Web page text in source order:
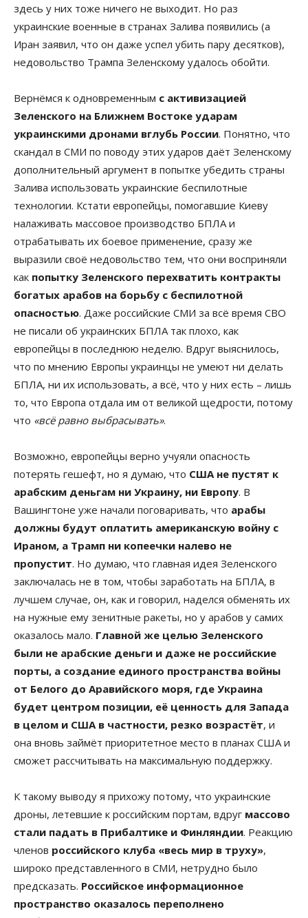
здесь у них тоже ничего не выходит. Но раз
украинские военные в странах Залива появились (а
Иран заявил, что он даже успел убить пару десятков),
недовольство Трампа Зеленскому удалось обойти.
Вернёмся к одновременным с активизацией
Зеленского на Ближнем Востоке ударам
украинскими дронами вглубь России. Понятно, что
скандал в СМИ по поводу этих ударов даёт Зеленскому
дополнительный аргумент в попытке убедить страны
Залива использовать украинские беспилотные
технологии. Кстати европейцы, помогавшие Киеву
налаживать массовое производство БПЛА и
отрабатывать их боевое применение, сразу же
выразили своё недовольство тем, что они восприняли
как попытку Зеленского перехватить контракты
богатых арабов на борьбу с беспилотной
опасностью. Даже российские СМИ за всё время СВО
не писали об украинских БПЛА так плохо, как
европейцы в последнюю неделю. Вдруг выяснилось,
что по мнению Европы украинцы не умеют ни делать
БПЛА, ни их использовать, а всё, что у них есть – лишь
то, что Европа отдала им от великой щедрости, потому
что «всё равно выбрасывать».
Возможно, европейцы верно учуяли опасность
потерять гешефт, но я думаю, что США не пустят к
арабским деньгам ни Украину, ни Европу. В
Вашингтоне уже начали поговаривать, что арабы
должны будут оплатить американскую войну с
Ираном, а Трамп ни копеечки налево не
пропустит. Но думаю, что главная идея Зеленского
заключалась не в том, чтобы заработать на БПЛА, в
лучшем случае, он, как и говорил, наделся обменять их
на нужные ему зенитные ракеты, но у арабов у самих
оказалось мало. Главной же целью Зеленского
были не арабские деньги и даже не российские
порты, а создание единого пространства войны
от Белого до Аравийского моря, где Украина
будет центром позиции, её ценность для Запада
в целом и США в частности, резко возрастёт, и
она вновь займёт приоритетное место в планах США и
сможет рассчитывать на максимальную поддержку.
К такому выводу я прихожу потому, что украинские
дроны, летевшие к российским портам, вдруг массово
стали падать в Прибалтике и Финляндии. Реакцию
членов российского клуба «весь мир в труху»,
широко представленного в СМИ, нетрудно было
предсказать. Российское информационное
пространство оказалось переполнено